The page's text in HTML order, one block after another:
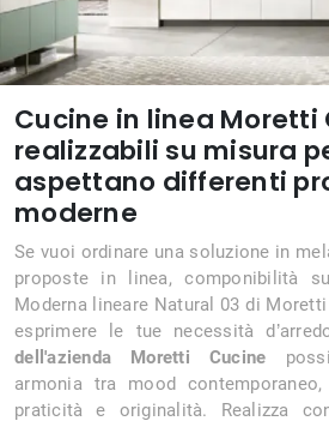
Cucine in linea Moretti
realizzabili su misura
aspettano differenti
moderne
Se vuoi ordinare una soluzione in
proposte in linea, componibilità
Moderna lineare Natural 03 di
esprimere le tue necessità
dell'azienda Moretti Cucine
armonia tra mood
praticità e originalità. Realizza